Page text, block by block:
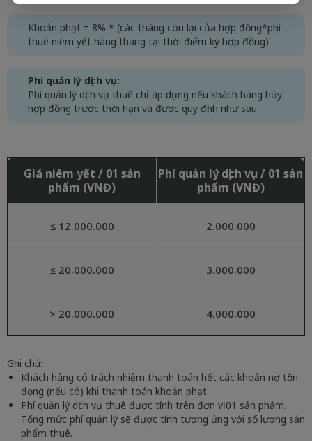
Khoản phạt = 8% * (các tháng còn lại của hợp đồng*phí
thuê niêm yết hàng tháng tại thời điểm ký hợp đồng)
Phí quản lý dịch vụ:
Phí quản lý dịch vụ thuê chỉ áp dụng nếu khách hàng hủy
hợp đồng trước thời hạn và được quy định như sau:
Giá niêm yết / 01 sản
phẩm (VNĐ)
Phí quản lý dịch vụ / 01 sản
phẩm (VNĐ)
≤ 12.000.000 2.000.000
≤ 20.000.000 3.000.000
> 20.000.000 4.000.000
Ghi chú:
Khách hàng có trách nhiệm thanh toán hết các khoản nợ tồn
đọng (nếu có) khi thanh toán khoản phạt.
Phí quản lý dịch vụ thuê được tính trên đơn vị 01 sản phẩm.
Tổng mức phí quản lý sẽ được tính tương ứng với số lượng sản
phẩm thuê.